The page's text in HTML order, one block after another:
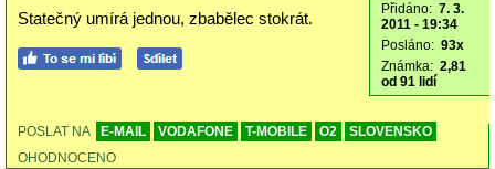
Statečný umírá jednou, zbabělec stokrát.
Přidáno: 7. 3.
2011 - 19:34
Posláno: 93x
Známka: 2,81
od 91 lidí
POSLAT NA E-MAIL VODAFONE T-MOBILE O2
SLOVENSKO
OHODNOCENO